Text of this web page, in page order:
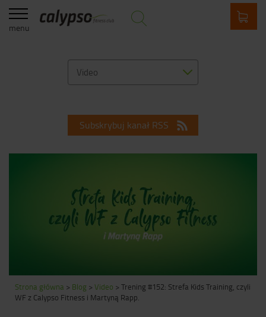
menu
Video
Subskrybuj kanał RSS
Strona główna > Blog > Video > Trening #152: Strefa Kids Training, czyli
WF z Calypso Fitness i Martyną Rapp.